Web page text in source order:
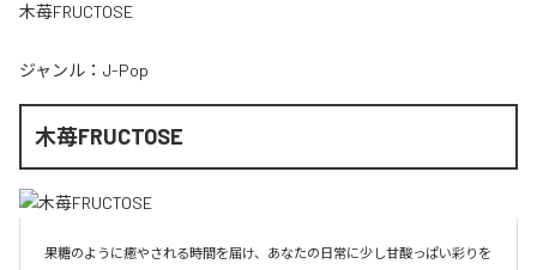
木苺FRUCTOSE
ジャンル： J-Pop
木苺FRUCTOSE
果糖のように癒やされる時間を届け、あなたの日常に少し甘酸っぱい彩りを